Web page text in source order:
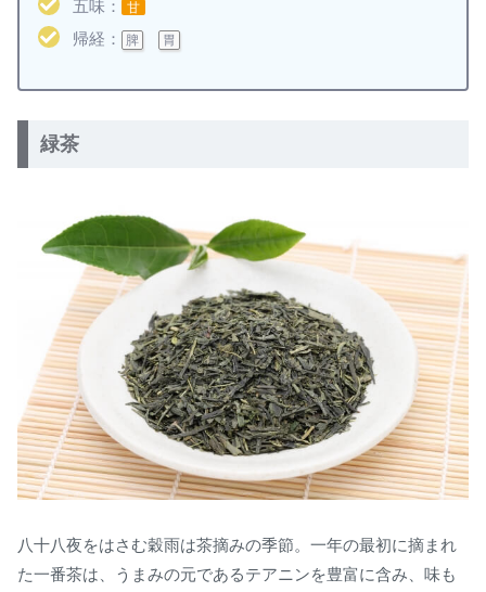
五味： 甘
帰経： 脾 胃
緑茶
八十八夜をはさむ穀雨は茶摘みの季節。一年の最初に摘まれ
た一番茶は、うまみの元であるテアニンを豊富に含み、味も